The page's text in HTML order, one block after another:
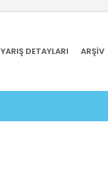
YARIŞ DETAYLARI ARŞİV